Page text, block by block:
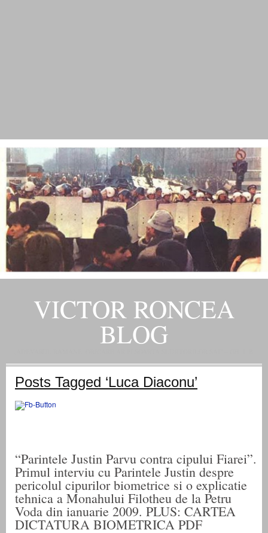
VICTOR RONCEA
BLOG
Posts Tagged ‘Luca Diaconu’
“Parintele Justin Parvu contra cipului Fiarei”.
Primul interviu cu Parintele Justin despre
pericolul cipurilor biometrice si o explicatie
tehnica a Monahului Filotheu de la Petru
Voda din ianuarie 2009. PLUS: CARTEA
DICTATURA BIOMETRICA PDF